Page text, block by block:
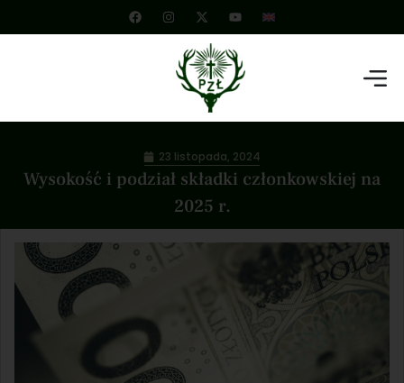
Wysokość i podział składki członkowskiej na
2025 r.
23 listopada, 2024